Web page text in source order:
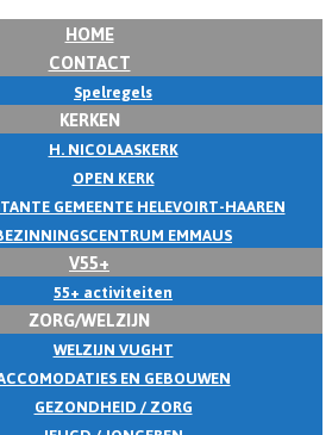
HOME
CONTACT
Spelregels
KERKEN
H. NICOLAASKERK
OPEN KERK
GEMEENTE HELEVOIRT-HAAREN
EMMAUS
V55+
55+ activiteiten
ZORG/WELZIJN
WELZIJN VUGHT
EN GEBOUWEN
GEZONDHEID / ZORG